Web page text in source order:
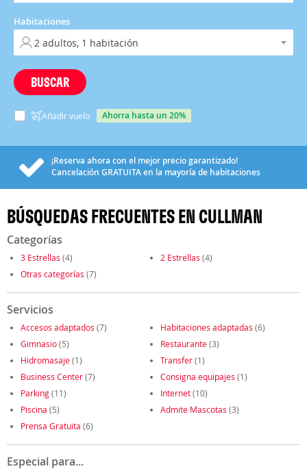
Habitaciones
BUSCAR
Añadir vuelo ahorra hasta un 20%
¡Reserva ahora con el mejor precio garantizado!
Cancelación GRATUITAen la mayoría de habitaciones
BÚSQUEDAS FRECUENTES EN CULLMAN
Categorías
3 Estrellas (4) 2 Estrellas (4)
Otras categorías (7)
Servicios
Accesos adaptados (7) Habitaciones adaptadas (6)
Gimnasio(5) Restaurante(3)
Hidromasaje(1) Transfer(1)
Business Center(7) Consigna equipajes (1)
Parking(11) Internet(10)
Piscina (5) Admite Mascotas (3)
Prensa Gratuita (6)
Especial para...